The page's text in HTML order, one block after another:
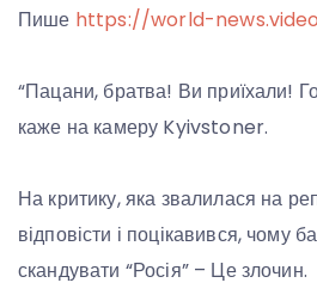
Пише https://world-news.video
“Пацани, братва! Ви приїхали!
каже на камеру Kyivstoner.
На критику, яка звалилася на
відповісти і поцікавився, чому
скандувати “Росія” – Це злочин.